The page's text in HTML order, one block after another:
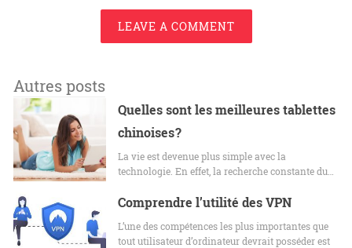
LEAVE A COMMENT
Autres posts
Quelles sont les meilleures tablettes
chinoises ?
La vie est devenue plus simple avec la
technologie. En effet, la recherche constante du…
Comprendre l’utilité des VPN
L’une des compétences les plus importantes que
tout utilisateur d’ordinateur devrait posséder est